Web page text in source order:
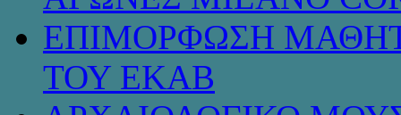
ΕΠΙΜΟΡΦΩΣΗ
ΤΟΥ ΕΚΑΒ